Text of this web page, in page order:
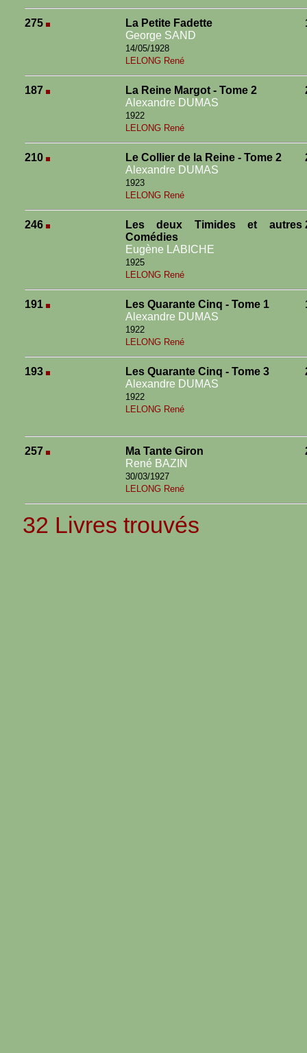
275
La Petite Fadette
George SAND
14/05/1928
LELONG René
187
La Reine Margot - Tome 2
Alexandre DUMAS
1922
LELONG René
210
Le Collier de la Reine - Tome 2
Alexandre DUMAS
1923
LELONG René
246
Les deux Timides et autres
Comédies
Eugène LABICHE
1925
LELONG René
191
Les Quarante Cinq - Tome 1
Alexandre DUMAS
1922
LELONG René
193
Les Quarante Cinq - Tome 3
Alexandre DUMAS
1922
LELONG René
257
Ma Tante Giron
René BAZIN
30/03/1927
LELONG René
32 Livres trouvés